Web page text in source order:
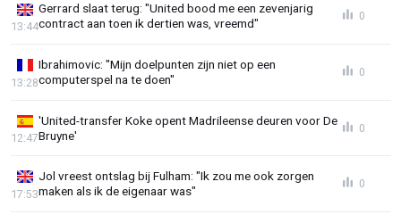
Gerrard slaat terug: "United bood me een zevenjarig
contract aan toen ik dertien was, vreemd"
13:44
0
Ibrahimovic: "Mijn doelpunten zijn niet op een
computerspel na te doen"
13:28
0
'United-transfer Koke opent Madrileense deuren voor De
Bruyne'
12:47
0
Jol vreest ontslag bij Fulham: "Ik zou me ook zorgen
maken als ik de eigenaar was"
17:53
0